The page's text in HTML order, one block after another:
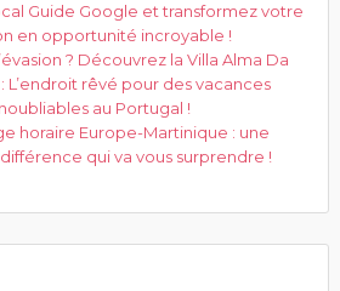
Guide Google et transformez votre
en opportunité incroyable !
? Découvrez la Villa Alma Da
L’endroit rêvé pour des vacances
au Portugal !
horaire Europe-Martinique : une
qui va vous surprendre !